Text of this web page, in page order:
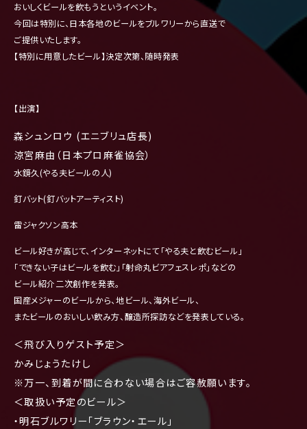
おいしくビールを飲もうというイベント。
今回は特別に、日本各地のビールをブルワリーから直送で
ご提供いたします。
【特別に用意したビール】決定次第、随時発表
【出演】
森シュンロウ (エニブリュ店長)
涼宮麻由（日本プロ麻雀協会）
水鏡久(やる夫ビールの人)
釘バット(釘バットアーティスト)
雷ジャクソン高本
ビール好きが高じて、インターネットにて「やる夫と飲むビール」
「できない子はビールを飲む」「射命丸ビアフェスレポ」などの
ビール紹介二次創作を発表。
国産メジャーのビールから、地ビール、海外ビール、
またビールのおいしい飲み方、醸造所探訪などを発表している。
＜飛び入りゲスト予定＞
かみじょうたけし
※万一、到着が間に合わない場合はご容赦願います。
＜取扱い予定のビール＞
・明石ブルワリー「ブラウン・エール」